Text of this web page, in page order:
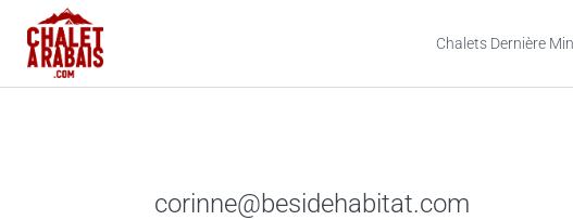
Chalets Dernière
corinne@besidehabitat.com